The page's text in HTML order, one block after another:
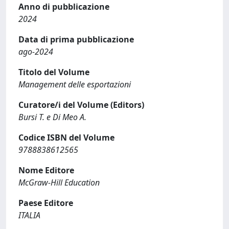
Anno di pubblicazione
2024
Data di prima pubblicazione
ago-2024
Titolo del Volume
Management delle esportazioni
Curatore/i del Volume (Editors)
Bursi T. e Di Meo A.
Codice ISBN del Volume
9788838612565
Nome Editore
McGraw-Hill Education
Paese Editore
ITALIA